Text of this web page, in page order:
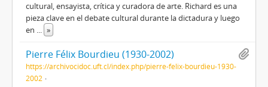
cultural, ensayista, crítica y curadora de arte. Richard es una
pieza clave en el debate cultural durante la dictadura y luego
en ... »
Pierre Félix Bourdieu (1930-2002)
https://archivocidoc.uft.cl/index.php/pierre-felix-bourdieu-1930-
2002